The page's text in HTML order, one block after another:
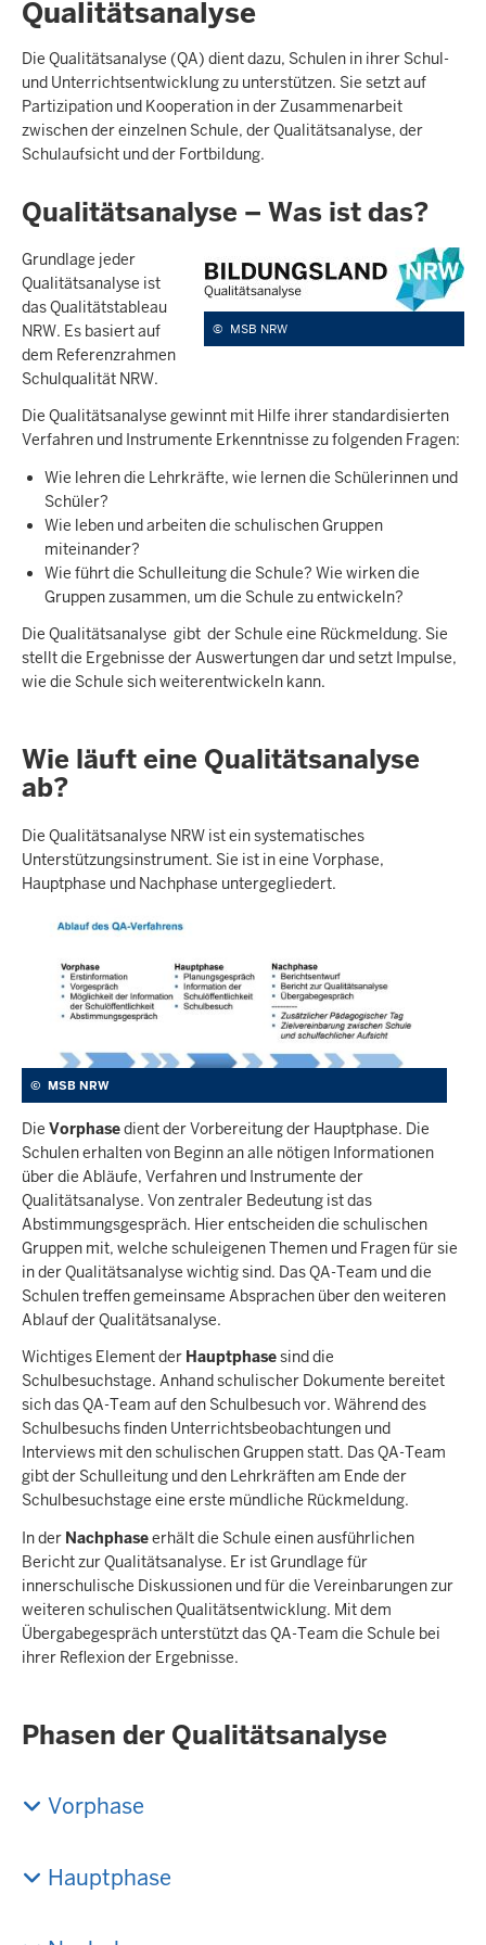
Qualitätsanalyse
Die Qualitätsanalyse (QA) dient dazu, Schulen in ihrer Schul-
und Unterrichtsentwicklung zu unterstützen. Sie setzt auf
Partizipation und Kooperation in der Zusammenarbeit
zwischen der einzelnen Schule, der Qualitätsanalyse, der
Schulaufsicht und der Fortbildung.
Qualitätsanalyse – Was ist das?
© MSB NRW
Grundlage jeder
Qualitätsanalyse ist
das Qualitätstableau
NRW. Es basiert auf
dem Referenzrahmen
Schulqualität NRW.
Die Qualitätsanalyse gewinnt mit Hilfe ihrer standardisierten
Verfahren und Instrumente Erkenntnisse zu folgenden Fragen:
Wie lehren die Lehrkräfte, wie lernen die Schülerinnen und
Schüler?
Wie leben und arbeiten die schulischen Gruppen
miteinander?
Wie führt die Schulleitung die Schule? Wie wirken die
Gruppen zusammen, um die Schule zu entwickeln?
Die Qualitätsanalyse gibt der Schule eine Rückmeldung. Sie
stellt die Ergebnisse der Auswertungen dar und setzt Impulse,
wie die Schule sich weiterentwickeln kann.
Wie läuft eine Qualitätsanalyse
ab?
Die Qualitätsanalyse NRW ist ein systematisches
Unterstützungsinstrument. Sie ist in eine Vorphase,
Hauptphase und Nachphase untergegliedert.
© MSB NRW
Die Vorphasedient der Vorbereitung der Hauptphase. Die
Schulen erhalten von Beginn an alle nötigen Informationen
über die Abläufe, Verfahren und Instrumente der
Qualitätsanalyse. Von zentraler Bedeutung ist das
Abstimmungsgespräch. Hier entscheiden die schulischen
Gruppen mit, welche schuleigenen Themen und Fragen für sie
in der Qualitätsanalyse wichtig sind. Das QA-Team und die
Schulen treffen gemeinsame Absprachen über den weiteren
Ablauf der Qualitätsanalyse.
Wichtiges Element der Hauptphasesind die
Schulbesuchstage. Anhand schulischer Dokumente bereitet
sich das QA-Team auf den Schulbesuch vor. Während des
Schulbesuchs finden Unterrichtsbeobachtungen und
Interviews mit den schulischen Gruppen statt. Das QA-Team
gibt der Schulleitung und den Lehrkräften am Ende der
Schulbesuchstage eine erste mündliche Rückmeldung.
In der Nachphaseerhält die Schule einen ausführlichen
Bericht zur Qualitätsanalyse. Er ist Grundlage für
innerschulische Diskussionen und für die Vereinbarungen zur
weiteren schulischen Qualitätsentwicklung. Mit dem
Übergabegespräch unterstützt das QA-Team die Schule bei
ihrer Reflexion der Ergebnisse.
Phasen der Qualitätsanalyse
Vorphase
Hauptphase